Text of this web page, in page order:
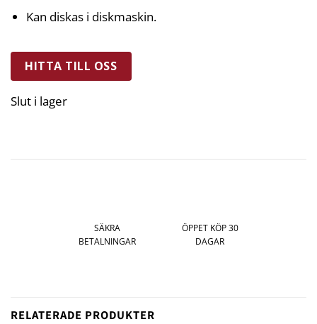
Kan diskas i diskmaskin.
HITTA TILL OSS
Slut i lager
SÄKRA
BETALNINGAR
ÖPPET KÖP 30
DAGAR
RELATERADE PRODUKTER